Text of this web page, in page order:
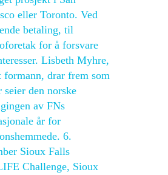
eller Toronto. Ved
betaling, til
for å forsvare
Lisbeth Myhre,
formann, drar frem som
seier den norske
av FNs
år for
6.
Sioux Falls
Challenge, Sioux